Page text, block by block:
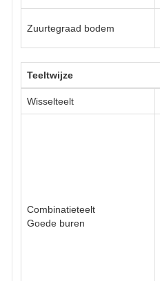
Zuurtegraad bodem
Teeltwijze
Wisselteelt
Combinatieteelt
Goede buren